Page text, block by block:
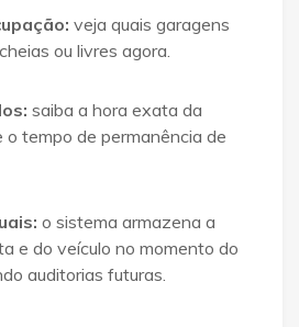
veja quais garagens
ou livres agora.
saiba a hora exata da
o tempo de permanência de
o sistema armazena a
e do veículo no momento do
auditorias futuras.